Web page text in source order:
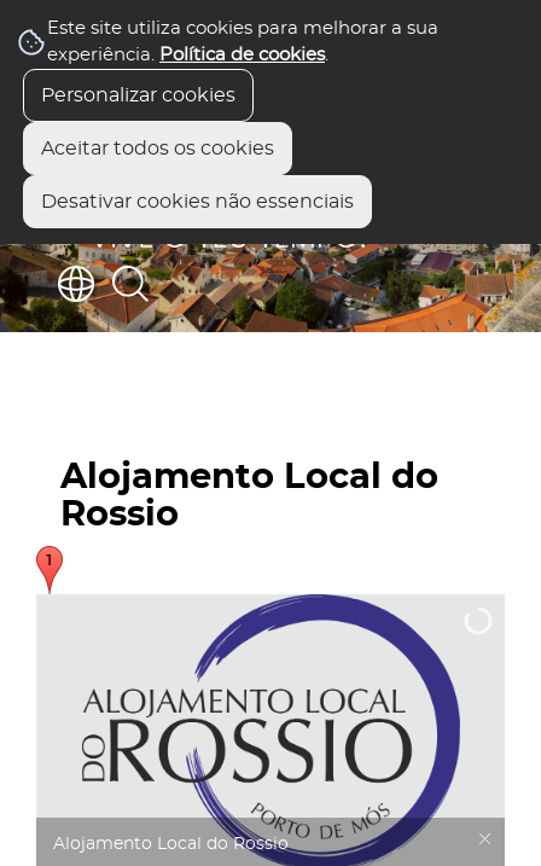
Este site utiliza cookies para melhorar a sua
experiência. Política de cookies.
Personalizar cookies
Aceitar todos os cookies
Desativar cookies não essenciais
Alojamento Local do
Rossio
Alojamento Local do Rossio